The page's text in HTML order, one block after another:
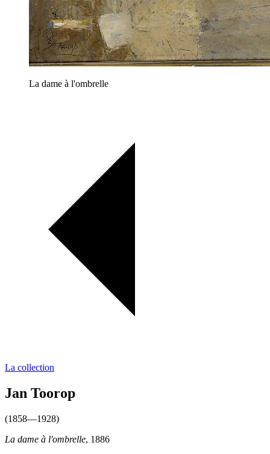
La dame à l'ombrelle
La collection
Jan Toorop
(1858—1928)
La dame à l'ombrelle, 1886